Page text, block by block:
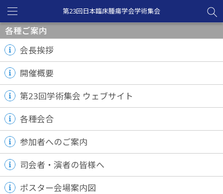
Toggle
navigation
第23回日本臨床腫瘍学会学術集会
各種ご案内
会長挨拶
開催概要
第23回学術集会 ウェブサイト
各種会合
参加者へのご案内
司会者・演者の皆様へ
ポスター会場案内図